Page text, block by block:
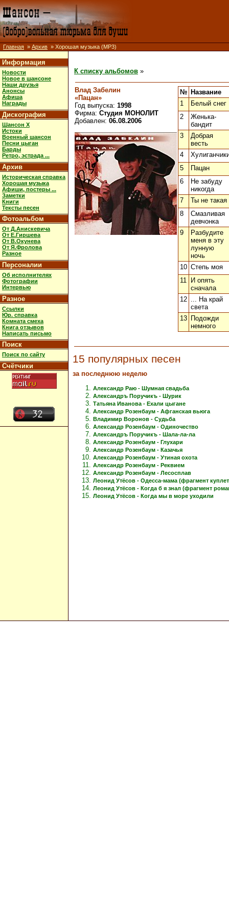
Главная » Архив » Хорошая музыка (MP3)
Информация
Новости
Новое в шансоне
Наши друзья
Анонсы
Афиша
Награды
Дискография
Шансон X
Истоки
Военный шансон
Песни цыган
Барды
Ретро, эстрада ...
Архив
Историческая справка
Хорошая музыка
Афиши, постеры ...
Заметки
Книги
Тексты песен
Фотоальбом
От Д.Анискевича
От Е.Гиршева
От В.Окунева
От Я.Фролова
Разное
Персоналии
Об исполнителях
Фотографии
Интервью
Разное
Ссылки
Юр. справка
Комната смеха
Книга отзывов
Написать письмо
Поиск
Поиск по сайту
Счётчики
К списку альбомов »
Влад Забелин
«Пацан»
Год выпуска: 1998
Фирма: Студия МОНОЛИТ
Добавлен: 06.08.2006
№ Название
1
Белый снег
2
Женька-
бандит
3
Добрая
весть
4
5
Пацан
6
Не забуду
никогда
7
Ты не такая
8
Смазливая
девчонка
9
Разбудите
меня в эту
лунную
ночь
10 Степь моя
11
И опять
сначала
12 ... На край
света
13 Подожди
немного
15 популярных песен
за последнюю неделю
Александр Раю - Шумная свадьба
Александръ Поручикъ - Шурик
Татьяна Иванова - Ехали цыгане
Александр Розенбаум - Афганская вьюга
Владимир Воронов - Судьба
Александр Розенбаум - Одиночество
Александръ Поручикъ - Шала-ла-ла
Александр Розенбаум - Глухари
Александр Розенбаум - Казачья
Александр Розенбаум - Утиная охота
Александр Розенбаум - Реквием
Александр Розенбаум - Лесосплав
Леонид Утёсов - Одесса-мама (фрагмент
Леонид Утёсов - Когда б я знал (фрагмент
Леонид Утёсов - Когда мы в море уходили